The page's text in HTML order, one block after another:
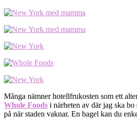
Många nämner hotellfrukosten som ett
Whole Foods i närheten av där jag ska
på när staden vaknar. En bagel kan du